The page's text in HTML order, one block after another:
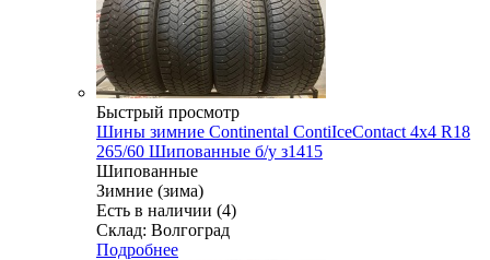
Быстрый просмотр
Шины зимние Continental ContiIceContact 4x4 R18
265/60 Шипованные б/у з1415
Шипованные
Зимние (зима)
Есть в наличии (4)
Склад: Волгоград
Подробнее